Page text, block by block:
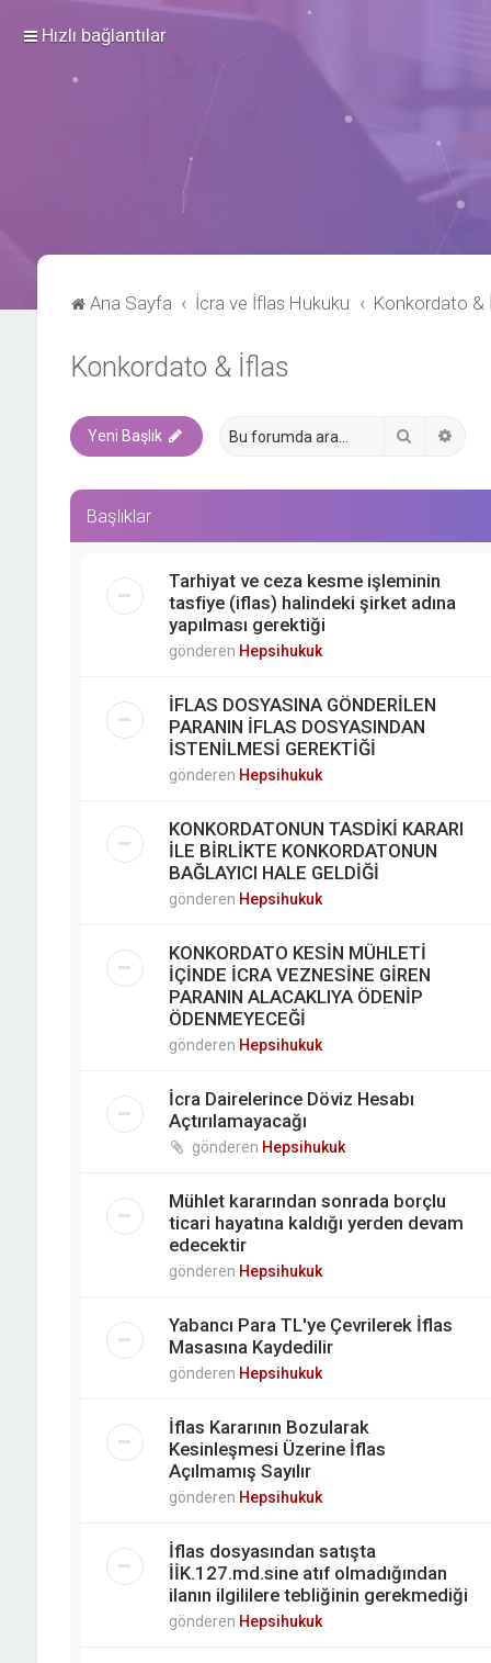
Hızlı bağlantılar
Ana Sayfa İcra ve İflas Hukuku Konkordato &
Konkordato & İflas
Yeni Başlık
Başlıklar
Tarhiyat ve ceza kesme işleminin
tasfiye (iflas) halindeki şirket adına
yapılması gerektiği
gönderen Hepsihukuk
İFLAS DOSYASINA GÖNDERİLEN
PARANIN İFLAS DOSYASINDAN
İSTENİLMESİ GEREKTİĞİ
gönderen Hepsihukuk
KONKORDATONUN TASDİKİ KARARI
İLE BİRLİKTE KONKORDATONUN
BAĞLAYICI HALE GELDİĞİ
gönderen Hepsihukuk
KONKORDATO KESİN MÜHLETİ
İÇİNDE İCRA VEZNESİNE GİREN
PARANIN ALACAKLIYA ÖDENİP
ÖDENMEYECEĞİ
gönderen Hepsihukuk
İcra Dairelerince Döviz Hesabı
Açtırılamayacağı
gönderen Hepsihukuk
Mühlet kararından sonrada borçlu
ticari hayatına kaldığı yerden devam
edecektir
gönderen Hepsihukuk
Yabancı Para TL'ye Çevrilerek İflas
Masasına Kaydedilir
gönderen Hepsihukuk
İflas Kararının Bozularak
Kesinleşmesi Üzerine İflas
Açılmamış Sayılır
gönderen Hepsihukuk
İflas dosyasından satışta
İİK.127.md.sine atıf olmadığından
ilanın ilgililere tebliğinin gerekmediği
gönderen Hepsihukuk